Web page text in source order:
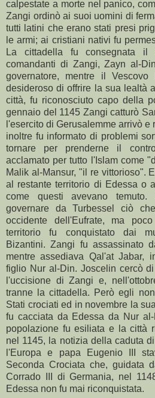
calpestate a morte nel panico,
Zangi ordinò ai suoi uomini di
tutti latini che erano stati presi
le armi; ai cristiani nativi fu
La cittadella fu consegnata il
comandanti di Zangi, Zayn al-
governatore, mentre il Vescovo
desideroso di offrire la sua lealtà
città, fu riconosciuto capo della
gennaio del 1145 Zangi catturò
l'esercito di Gerusalemme arrivò
inoltre fu informato di problemi
tornare per prenderne il
acclamato per tutto l'Islam come
Malik al-Mansur, "il re vittorioso".
al restante territorio di Edessa o
come questi avevano
governare da Turbessel ciò
occidente dell'Eufrate, ma
territorio fu conquistato dai
Bizantini. Zangi fu assassinato
mentre assediava Qal'at Jabar,
figlio Nur al-Din. Joscelin cercò
l'uccisione di Zangi e,
tranne la cittadella. Però egli
Stati crociati ed in novembre la
fu cacciata da Edessa da Nur
popolazione fu esiliata e la città
nel 1145, la notizia della caduta
l'Europa e papa Eugenio III
Seconda Crociata che, guidata
Corrado III di Germania, nel
Edessa non fu mai riconquistata.